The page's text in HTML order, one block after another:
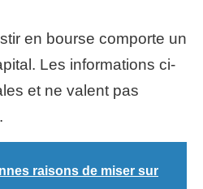
en bourse comporte un
Les informations ci-
et ne valent pas
raisons de miser sur